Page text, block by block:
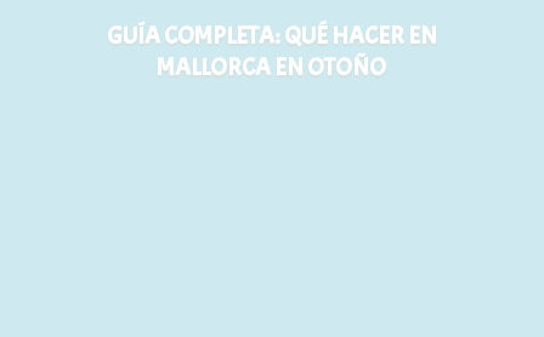
GUÍA COMPLETA: QUÉ HACER EN
MALLORCA EN OTOÑO